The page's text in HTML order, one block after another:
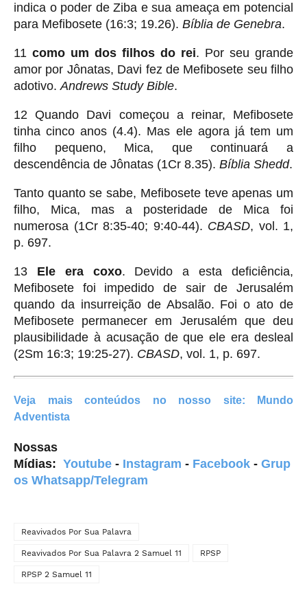
indica o poder de Ziba e sua ameaça em potencial
para Mefibosete (16:3; 19.26). Bíblia de Genebra.
11 como um dos filhos do rei. Por seu grande
amor por Jônatas, Davi fez de Mefibosete seu filho
adotivo.Andrews Study Bible.
12 Quando Davi começou a reinar, Mefibosete
tinha cinco anos (4.4). Mas ele agora já tem um
filho pequeno, Mica, que continuará a
descendência de Jônatas (1Cr 8.35). Bíblia Shedd.
Tanto quanto se sabe, Mefibosete teve apenas um
filho, Mica, mas a posteridade de Mica foi
numerosa (1Cr 8:35-40; 9:40-44). CBASD, vol. 1,
p. 697.
13 Ele era coxo. Devido a esta deficiência,
Mefibosete foi impedido de sair de Jerusalém
quando da insurreição de Absalão. Foi o ato de
Mefibosete permanecer em Jerusalém que deu
plausibilidade à acusação de que ele era desleal
(2Sm 16:3; 19:25-27). CBASD, vol. 1, p. 697.
Veja mais conteúdos no nosso site:
Mundo
Adventista
Nossas
Mídias: Youtube - Instagram - Facebook - Grup
os Whatsapp/Telegram
Reavivados Por Sua Palavra
Reavivados Por Sua Palavra 2 Samuel 11 RPSP
RPSP 2 Samuel 11